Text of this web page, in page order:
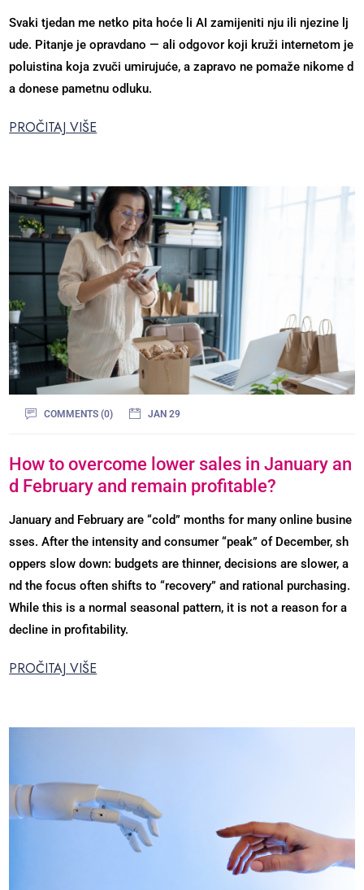
Svaki tjedan me netko pita hoće li AI zamijeniti nju ili njezine lj
ude. Pitanje je opravdano — ali odgovor koji kruži internetom je
poluistina koja zvuči umirujuće, a zapravo ne pomaže nikome d
a donese pametnu odluku.
PROČITAJ VIŠE
COMMENTS (0) JAN 29
How to overcome lower sales in January an
d February and remain profitable?
January and February are “cold” months for many online busine
sses. After the intensity and consumer “peak” of December, sh
oppers slow down: budgets are thinner, decisions are slower, a
nd the focus often shifts to “recovery” and rational purchasing.
While this is a normal seasonal pattern, it is not a reason for a
decline in profitability.
PROČITAJ VIŠE